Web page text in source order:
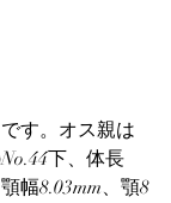
す。オス親は
下、体長
幅8.03mm、顎8